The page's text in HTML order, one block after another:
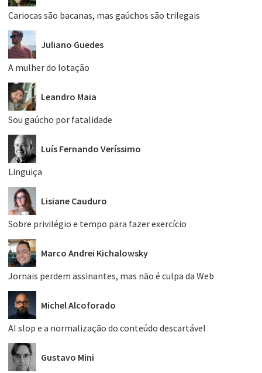
Cariocas são bacanas, mas gaúchos são trilegais
Juliano Guedes
A mulher do lotação
Leandro Maia
Sou gaúcho por fatalidade
Luís Fernando Veríssimo
Linguiça
Lisiane Cauduro
Sobre privilégio e tempo para fazer exercício
Marco Andrei Kichalowsky
Jornais perdem assinantes, mas não é culpa da Web
Michel Alcoforado
AI slop e a normalização do conteúdo descartável
Gustavo Mini